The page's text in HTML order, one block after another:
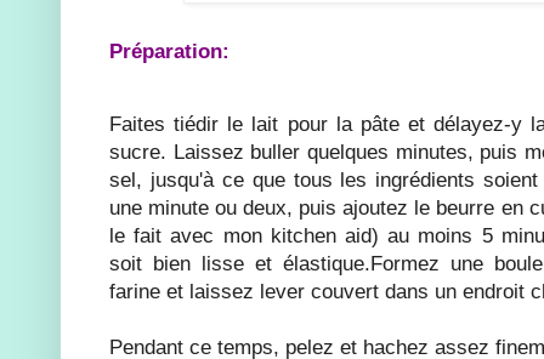
Préparation:
Faites tiédir le lait pour la pâte et délayez-y
sucre. Laissez buller quelques minutes, puis
sel, jusqu'à ce que tous les ingrédients
une minute ou deux, puis ajoutez le beurre en
le fait avec mon kitchen aid) au moins 5
soit bien lisse et élastique.Formez une
farine et laissez lever couvert dans un endroit
Pendant ce temps, pelez et hachez assez